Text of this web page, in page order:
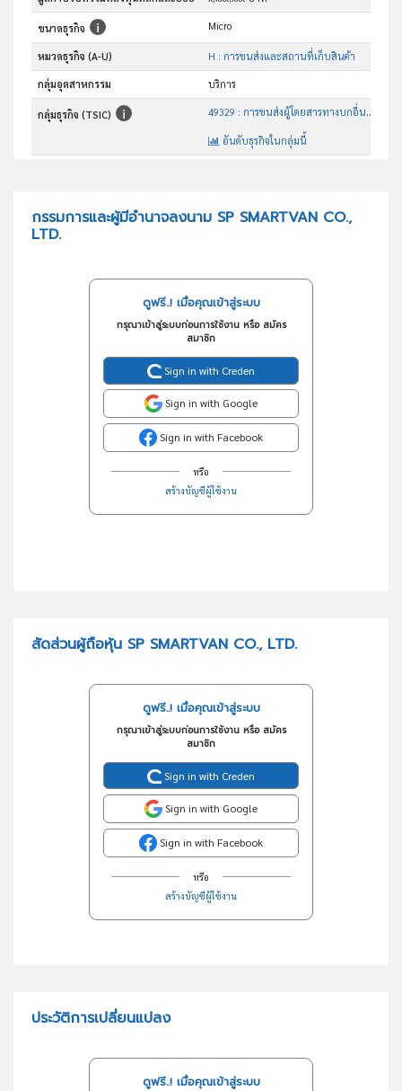
ขนาดธุรกิจ Micro
หมวดธุรกิจ (A-U) H : การขนส่งและสถานที่เก็บสินค้า
กลุ่มอุตสาหกรรม บริการ
กลุ่มธุรกิจ (TSIC) 49329 : การขนส่งผู้โดยสารทางบกอื่นๆซึ่งมิได้จัดประเภทไว้ในที่อื่น
อันดับธุรกิจในกลุ่มนี้
กรรมการและผู้มีอำนาจลงนาม SP SMARTVAN CO.,
LTD.
ดูฟรี..! เมื่อคุณเข้าสู่ระบบ
กรุณาเข้าสู่ระบบก่อนการใช้งาน หรือ สมัคร
สมาชิก
Sign in with Creden
Sign in with Google
Sign in with Facebook
หรือ
สร้างบัญชีผู้ใช้งาน
สัดส่วนผู้ถือหุ้น SP SMARTVAN CO., LTD.
ดูฟรี..! เมื่อคุณเข้าสู่ระบบ
กรุณาเข้าสู่ระบบก่อนการใช้งาน หรือ สมัคร
สมาชิก
Sign in with Creden
Sign in with Google
Sign in with Facebook
หรือ
สร้างบัญชีผู้ใช้งาน
ประวัติการเปลี่ยนแปลง
ดูฟรี..! เมื่อคุณเข้าสู่ระบบ